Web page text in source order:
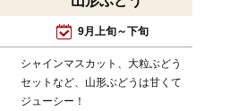
9月上旬～下旬
シャインマスカット、大粒ぶどう
セットなど、山形ぶどうは甘くて
ジューシー！